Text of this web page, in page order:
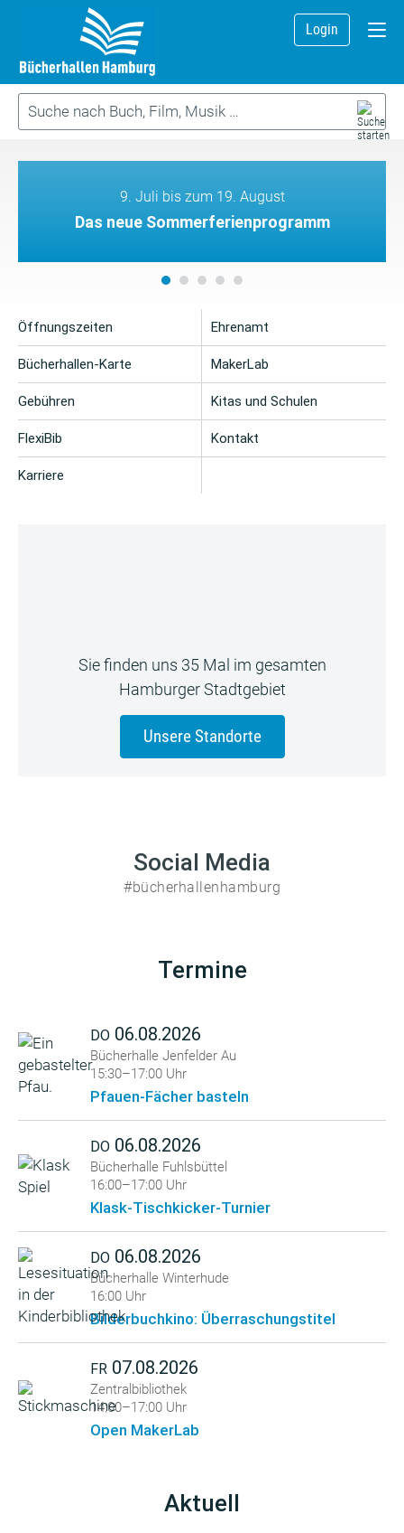
Login
9. Juli bis zum 19. August
Das neue Sommerferienprogramm
Öffnungszeiten
Bücherhallen-Karte
Gebühren
FlexiBib
Karriere
Ehrenamt
MakerLab
Kitas und Schulen
Kontakt
Sie finden uns 35 Mal im gesamten
Hamburger Stadtgebiet
Unsere Standorte
Social Media
#bücherhallenhamburg
Termine
DO 06.08.2026
Bücherhalle Jenfelder Au
15:30–17:00 Uhr
Pfauen-Fächer basteln
DO 06.08.2026
Bücherhalle Fuhlsbüttel
16:00–17:00 Uhr
Klask-Tischkicker-Turnier
DO 06.08.2026
Bücherhalle Winterhude
16:00 Uhr
Bilderbuchkino: Überraschungstitel
FR 07.08.2026
Zentralbibliothek
14:00–17:00 Uhr
Open MakerLab
Aktuell